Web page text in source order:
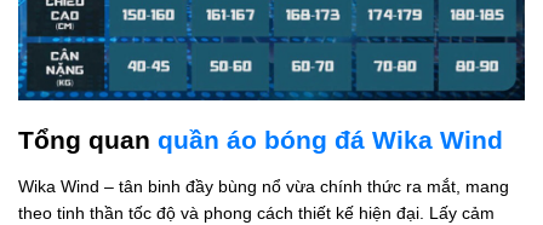
Tổng quan quần áo bóng đá Wika Wind
Wika Wind – tân binh đầy bùng nổ vừa chính thức ra mắt, mang
theo tinh thần tốc độ và phong cách thiết kế hiện đại. Lấy cảm